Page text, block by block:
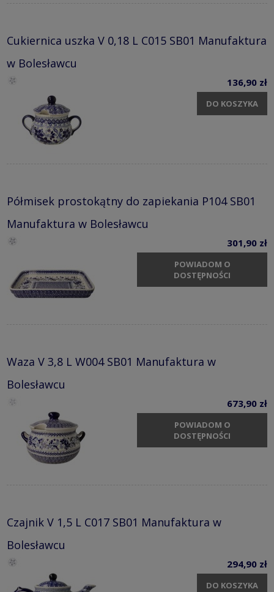
Cukiernica uszka V 0,18 L C015 SB01 Manufaktura
w Bolesławcu
136,90 zł
DO KOSZYKA
Półmisek prostokątny do zapiekania P104 SB01
Manufaktura w Bolesławcu
301,90 zł
POWIADOM O
DOSTĘPNOŚCI
Waza V 3,8 L W004 SB01 Manufaktura w
Bolesławcu
673,90 zł
POWIADOM O
DOSTĘPNOŚCI
Czajnik V 1,5 L C017 SB01 Manufaktura w
Bolesławcu
294,90 zł
DO KOSZYKA